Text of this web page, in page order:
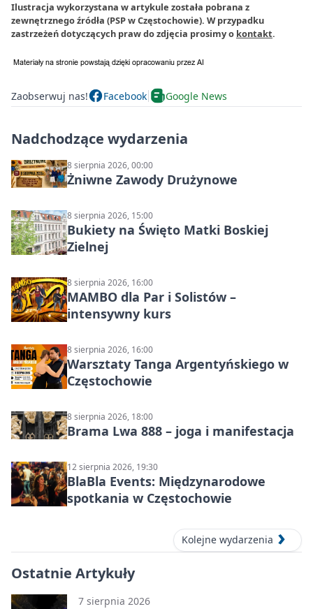
Ilustracja wykorzystana w artykule została pobrana z
zewnętrznego źródła (PSP w Częstochowie). W przypadku
zastrzeżeń dotyczących praw do zdjęcia prosimy o kontakt.
Zaobserwuj nas! Facebook Google News
Nadchodzące wydarzenia
8 sierpnia 2026, 00:00
Żniwne Zawody Drużynowe
8 sierpnia 2026, 15:00
Bukiety na Święto Matki Boskiej
Zielnej
8 sierpnia 2026, 16:00
MAMBO dla Par i Solistów –
intensywny kurs
8 sierpnia 2026, 16:00
Warsztaty Tanga Argentyńskiego w
Częstochowie
8 sierpnia 2026, 18:00
Brama Lwa 888 – joga i manifestacja
12 sierpnia 2026, 19:30
BlaBla Events: Międzynarodowe
spotkania w Częstochowie
Kolejne wydarzenia
Ostatnie Artykuły
7 sierpnia 2026